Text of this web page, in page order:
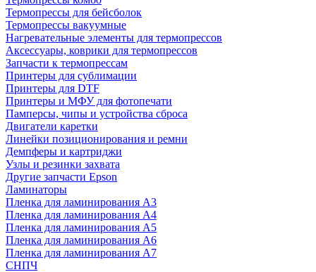
Термопрессы для бейсболок
Термопрессы вакуумные
Нагревательные элементы для термопрессов
Аксессуары, коврики для термопрессов
Запчасти к термопрессам
Принтеры для сублимации
Принтеры для DTF
Принтеры и МФУ для фотопечати
Памперсы, чипы и устройства сброса
Двигатели каретки
Линейки позиционирования и ремни
Демпферы и картриджи
Узлы и резинки захвата
Другие запчасти Epson
Ламинаторы
Пленка для ламинирования А3
Пленка для ламинирования А4
Пленка для ламинирования А5
Пленка для ламинирования А6
Пленка для ламинирования А7
СНПЧ